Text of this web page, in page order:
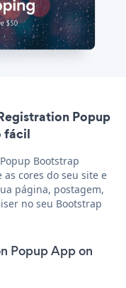
Popup
fácil
Bootstrap
cores do seu site e
página, postagem,
no seu Bootstrap
Popup App on